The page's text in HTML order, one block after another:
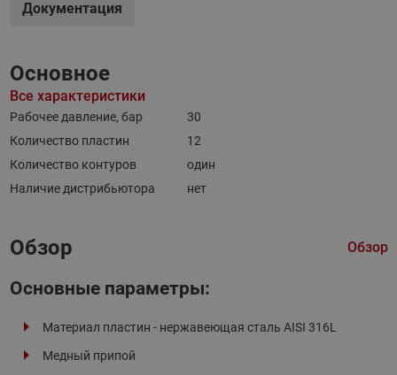
Документация
Основное
Все характеристики
Рабочее давление, бар
30
Количество пластин
12
Количество контуров
один
Наличие дистрибьютора
нет
Обзор Обзор
Основные параметры:
Материал пластин - нержавеющая сталь AISI 316L
Медный припой